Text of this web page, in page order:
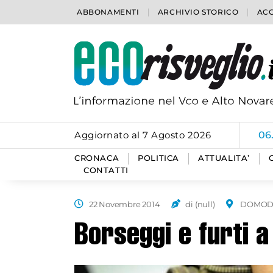
ABBONAMENTI ARCHIVIO STORICO
Aggiornato al 7 Agosto 2026
CRONACA POLITICA ATTUALITA’
CONTATTI
22 Novembre 2014 di (null)
Borseggi e furti a